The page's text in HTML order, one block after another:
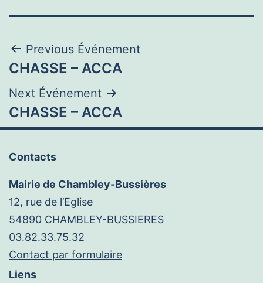
Navigation
de
l’article
Previous Événement
CHASSE – ACCA
Next Événement
CHASSE – ACCA
Contacts
Mairie de Chambley-Bussières
12, rue de l’Eglise
54890 CHAMBLEY-BUSSIERES
03.82.33.75.32
Contact par formulaire
Liens